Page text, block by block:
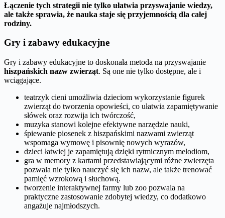
Łączenie tych strategii nie tylko ułatwia przyswajanie wiedzy,
ale także sprawia, że nauka staje się przyjemnością dla całej
rodziny.
Gry i zabawy edukacyjne
Gry i zabawy edukacyjne to doskonała metoda na przyswajanie
hiszpańskich nazw zwierząt. Są one nie tylko dostępne, ale i
wciągające.
teatrzyk cieni umożliwia dzieciom wykorzystanie figurek
zwierząt do tworzenia opowieści, co ułatwia zapamiętywanie
słówek oraz rozwija ich twórczość,
muzyka stanowi kolejne efektywne narzędzie nauki,
śpiewanie piosenek z hiszpańskimi nazwami zwierząt
wspomaga wymowę i pisownię nowych wyrazów,
dzieci łatwiej je zapamiętują dzięki rytmicznym melodiom,
gra w memory z kartami przedstawiającymi różne zwierzęta
pozwala nie tylko nauczyć się ich nazw, ale także trenować
pamięć wzrokową i słuchową.
tworzenie interaktywnej farmy lub zoo pozwala na
praktyczne zastosowanie zdobytej wiedzy, co dodatkowo
angażuje najmłodszych.